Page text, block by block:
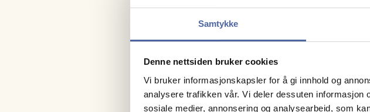
Samtykke
Denne nettsiden bruker cookies
Vi bruker informasjonskapsler for å gi innhold og
analysere trafikken vår. Vi deler dessuten
sosiale medier, annonsering og analysearbeid, som
Bevegelighet
Det er viktig å
strekking av armene i
av stillinger påvirker
stillinger flere ganger